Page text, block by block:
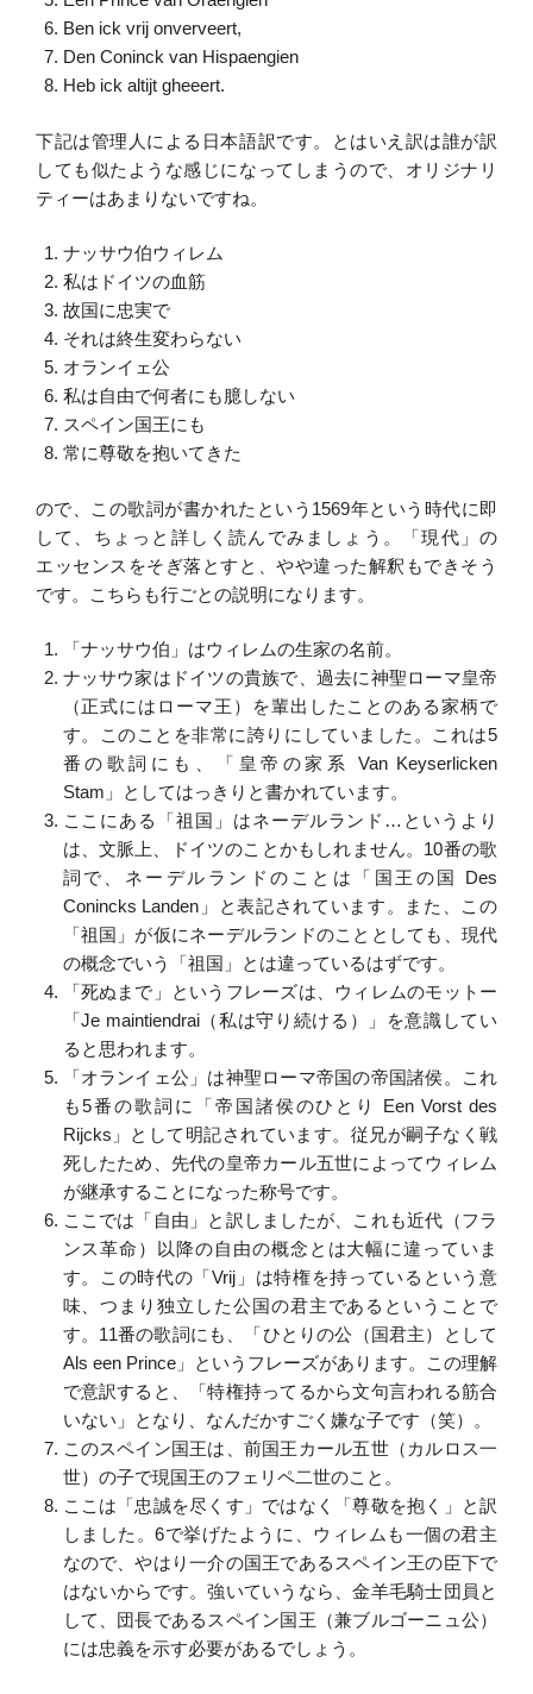
Ben ick vrij onverveert,
Den Coninck van Hispaengien
Heb ick altijt gheeert.
下記は管理人による日本語訳です。とはいえ訳は誰が訳
しても似たような感じになってしまうので、オリジナリ
ティーはあまりないですね。
ナッサウ伯ウィレム
私はドイツの血筋
故国に忠実で
それは終生変わらない
オランイェ公
私は自由で何者にも臆しない
スペイン国王にも
常に尊敬を抱いてきた
ので、この歌詞が書かれたという1569年という時代に即
して、ちょっと詳しく読んでみましょう。「現代」の
エッセンスをそぎ落とすと、やや違った解釈もできそう
です。こちらも行ごとの説明になります。
「ナッサウ伯」はウィレムの生家の名前。
ナッサウ家はドイツの貴族で、過去に神聖ローマ皇帝
（正式にはローマ王）を輩出したことのある家柄で
す。このことを非常に誇りにしていました。これは5
番の歌詞にも、「皇帝の家系 Van Keyserlicken
Stam」としてはっきりと書かれています。
ここにある「祖国」はネーデルランド…というより
は、文脈上、ドイツのことかもしれません。10番の歌
詞で、ネーデルランドのことは「国王の国 Des
Conincks Landen」と表記されています。また、この
「祖国」が仮にネーデルランドのこととしても、現代
の概念でいう「祖国」とは違っているはずです。
「死ぬまで」というフレーズは、ウィレムのモットー
「Je maintiendrai（私は守り続ける）」を意識してい
ると思われます。
「オランイェ公」は神聖ローマ帝国の帝国諸侯。これ
も5番の歌詞に「帝国諸侯のひとり Een Vorst des
Rijcks」として明記されています。従兄が嗣子なく戦
死したため、先代の皇帝カール五世によってウィレム
が継承することになった称号です。
ここでは「自由」と訳しましたが、これも近代（フラ
ンス革命）以降の自由の概念とは大幅に違っていま
す。この時代の「Vrij」は特権を持っているという意
味、つまり独立した公国の君主であるということで
す。11番の歌詞にも、「ひとりの公（国君主）として
Als een Prince」というフレーズがあります。この理解
で意訳すると、「特権持ってるから文句言われる筋合
いない」となり、なんだかすごく嫌な子です（笑）。
このスペイン国王は、前国王カール五世（カルロス一
世）の子で現国王のフェリペ二世のこと。
ここは「忠誠を尽くす」ではなく「尊敬を抱く」と訳
しました。6で挙げたように、ウィレムも一個の君主
なので、やはり一介の国王であるスペイン王の臣下で
はないからです。強いていうなら、金羊毛騎士団員と
して、団長であるスペイン国王（兼ブルゴーニュ公）
には忠義を示す必要があるでしょう。